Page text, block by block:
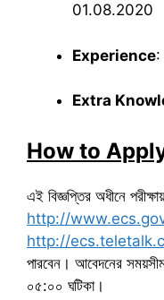
01.08.2020
Experience:
Extra
How to
এই বিজ্ঞপ্তির অধীনে
http://
http://
পারবেন। আবেদনের
০৫:০০ ঘটিকা।